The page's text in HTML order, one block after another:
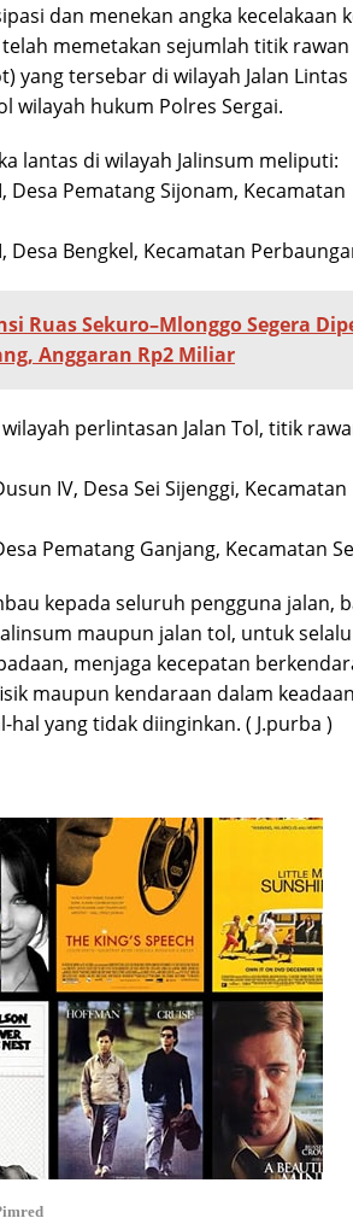
dan menekan angka kecelakaan
memetakan sejumlah titik rawan
yang tersebar di wilayah Jalan
wilayah hukum Polres Sergai.
lantas di wilayah Jalinsum meliputi:
Desa Pematang Sijonam, Kecamatan
Desa Bengkel, Kecamatan
Ruas Sekuro–Mlonggo Segera
Anggaran Rp2 Miliar
perlintasan Jalan Tol, titik
IV, Desa Sei Sijenggi, Kecamatan
Pematang Ganjang, Kecamatan
kepada seluruh pengguna jalan,
maupun jalan tol, untuk selalu
menjaga kecepatan
maupun kendaraan dalam
yang tidak diinginkan. ( J.purba )